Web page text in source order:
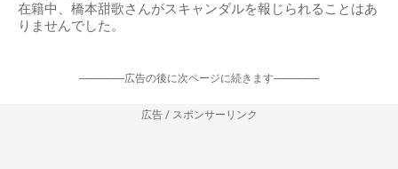
在籍中、橋本甜歌さんがスキャンダルを報じられることはあ
りませんでした。
-----------------広告の後に次ページに続きます-----------------
広告 / スポンサーリンク